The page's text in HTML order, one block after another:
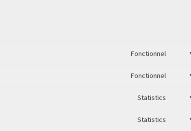
Fonctionnel
Fonctionnel
Statistics
Statistics